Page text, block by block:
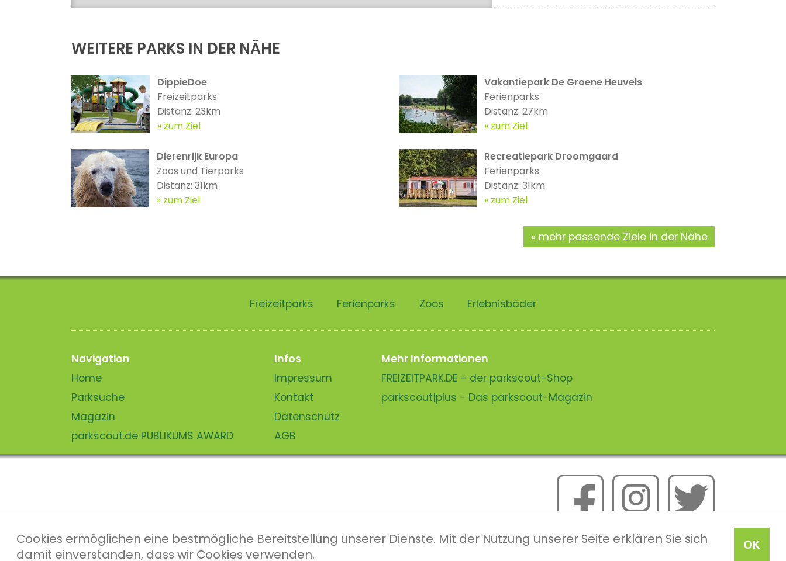
OK
Cookies ermöglichen eine bestmögliche Bereitstellung unserer Dienste. Mit der Nutzung unserer Seite erklären Sie sich
damit einverstanden, dass wir Cookies verwenden.
WEITERE PARKS IN DER NÄHE
DippieDoe
Freizeitparks
Distanz: 23km
zum Ziel
Vakantiepark De Groene Heuvels
Ferienparks
Distanz: 27km
zum Ziel
Dierenrijk Europa
Zoos und Tierparks
Distanz: 31km
zum Ziel
Recreatiepark Droomgaard
Ferienparks
Distanz: 31km
zum Ziel
mehr passende Ziele in der Nähe
Freizeitparks Ferienparks Zoos Erlebnisbäder
Navigation
Home
Parksuche
Magazin
parkscout.de PUBLIKUMS AWARD
Infos
Impressum
Kontakt
Datenschutz
AGB
Mehr Informationen
FREIZEITPARK.DE - der parkscout-Shop
parkscout|plus - Das parkscout-Magazin